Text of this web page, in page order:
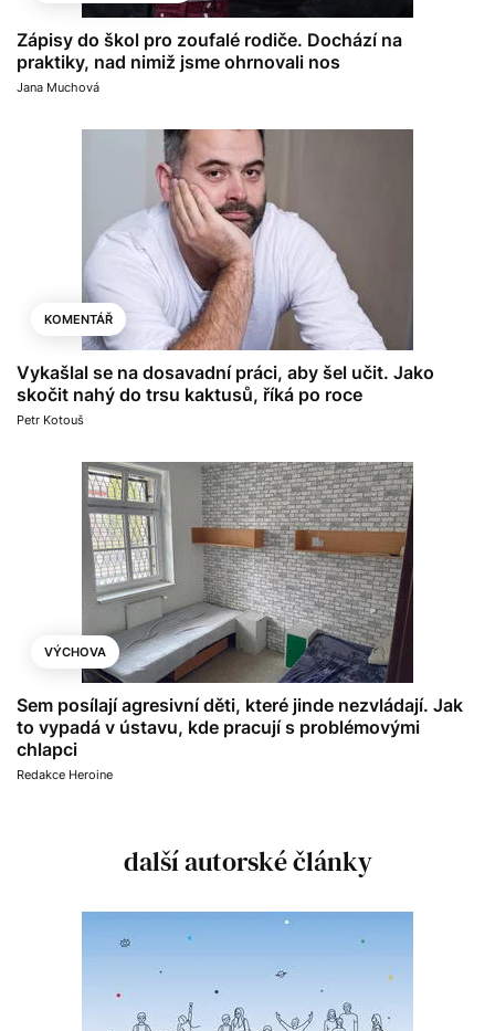
Zápisy do škol pro zoufalé rodiče. Dochází na
praktiky, nad nimiž jsme ohrnovali nos
Jana Muchová
KOMENTÁŘ
Vykašlal se na dosavadní práci, aby šel učit. Jako
skočit nahý do trsu kaktusů, říká po roce
Petr Kotouš
VÝCHOVA
Sem posílají agresivní děti, které jinde nezvládají. Jak
to vypadá v ústavu, kde pracují s problémovými
chlapci
Redakce Heroine
další autorské články